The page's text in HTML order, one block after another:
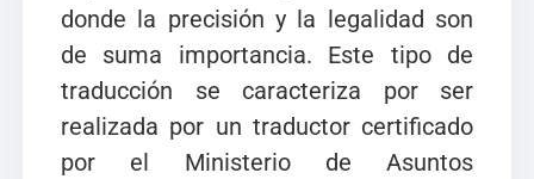
donde la precisión y la legalidad son
de suma importancia. Este tipo de
traducción se caracteriza por ser
realizada por un traductor certificado
por el Ministerio de Asuntos